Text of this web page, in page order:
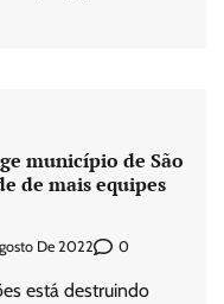
município de São
de mais equipes
De 2022 0
está destruindo